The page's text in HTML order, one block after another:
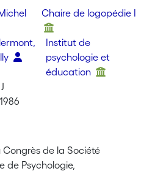
Chaire de logopédie I
Institut de
psychologie et
éducation
Congrès de la Société
de Psychologie,